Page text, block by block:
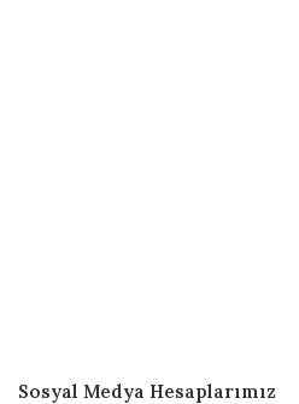
Sosyal Medya Hesaplarımız